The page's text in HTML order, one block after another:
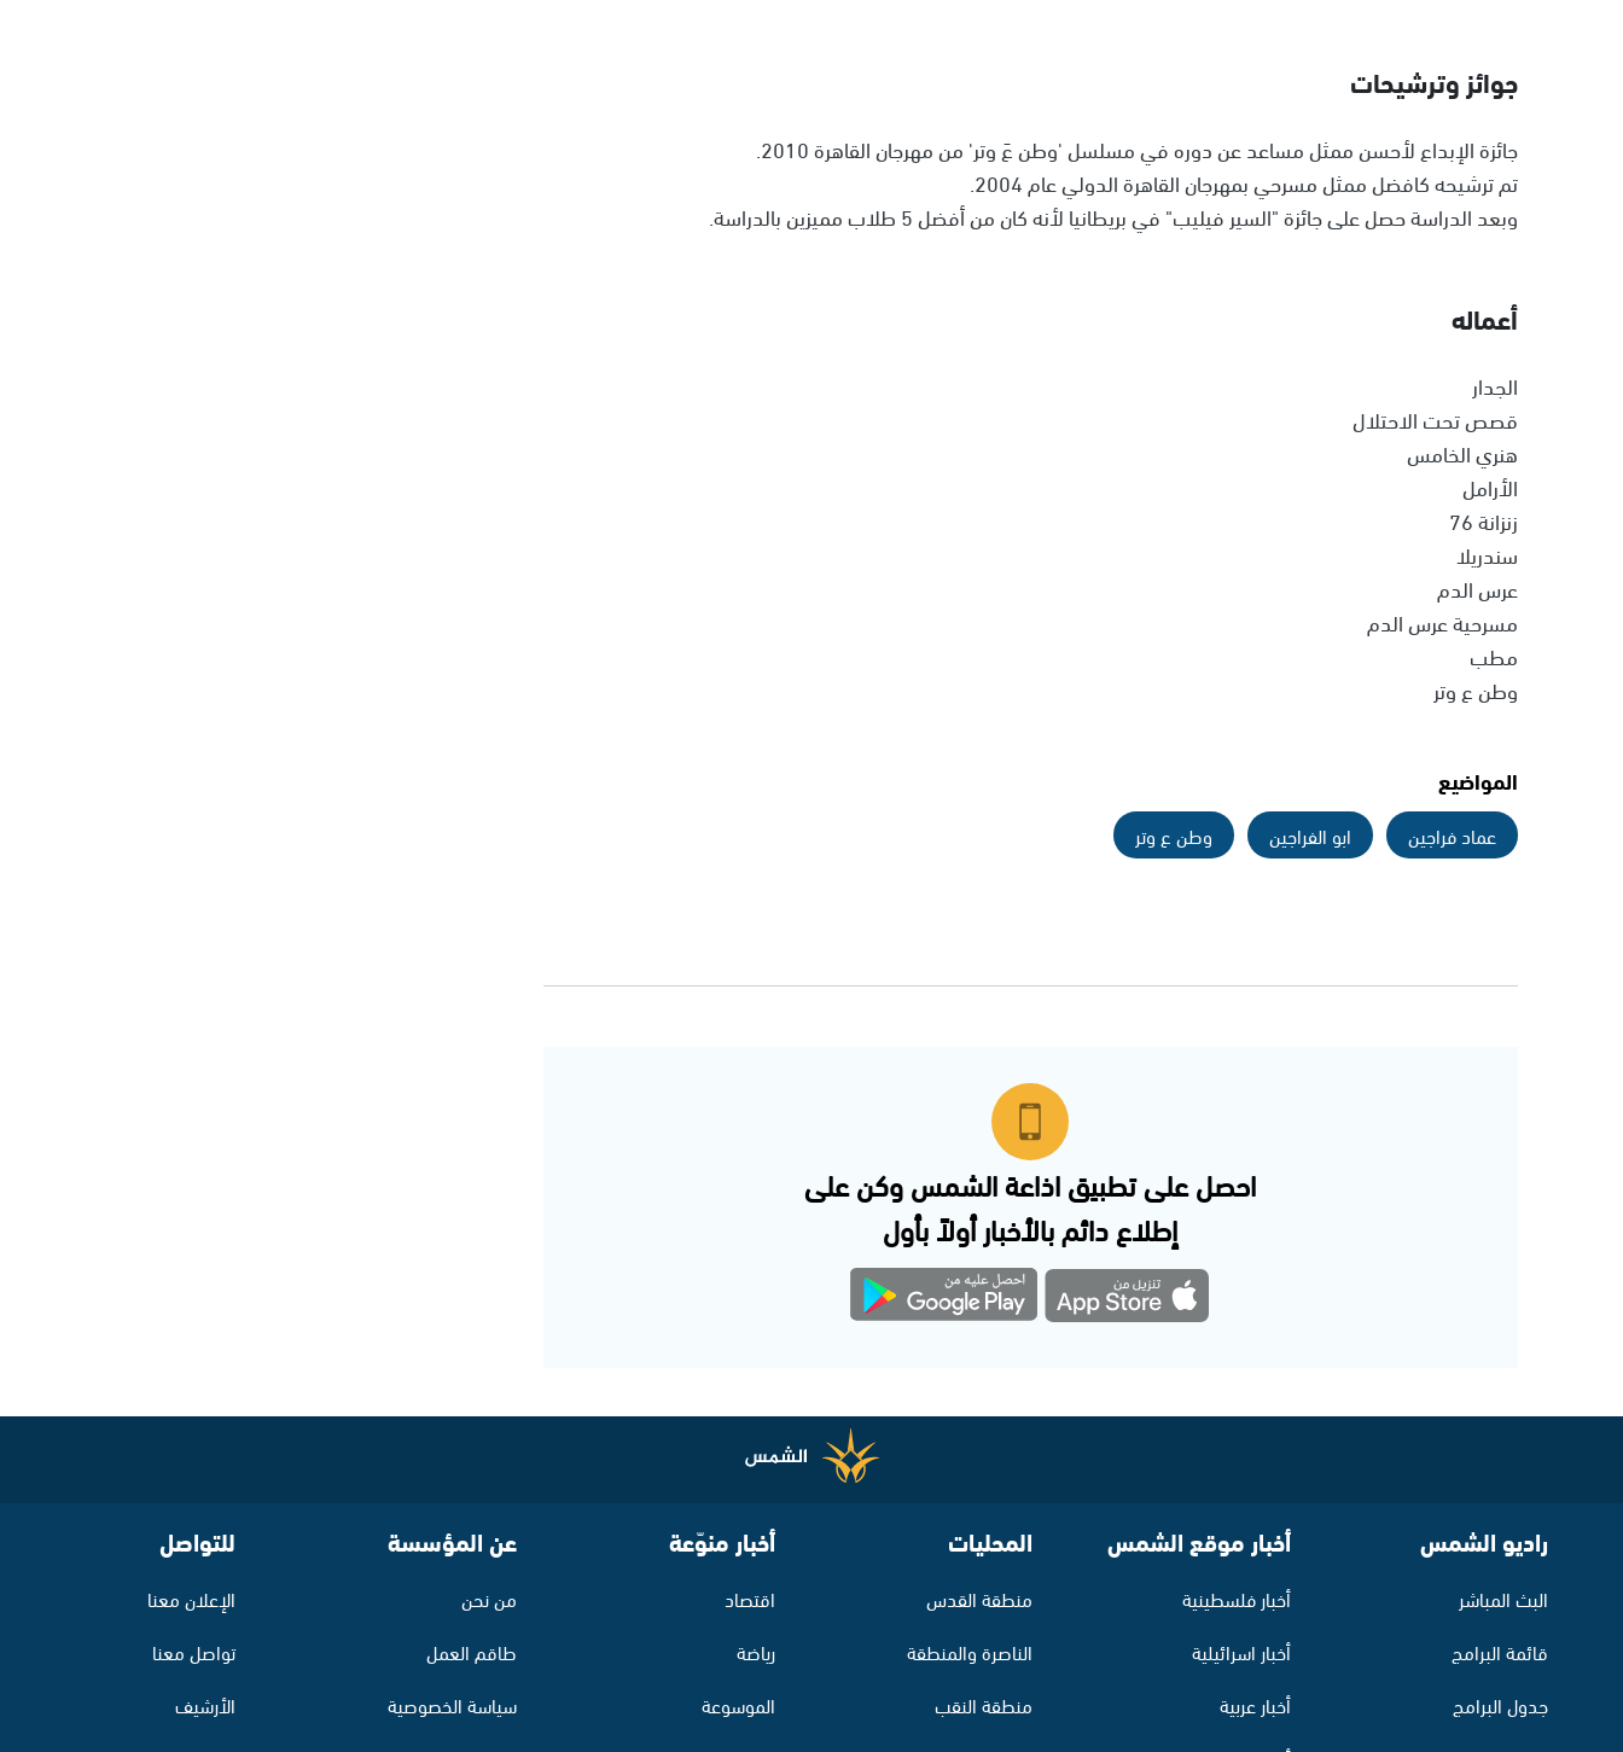
جوائز وترشيحات
جائزة الإبداع لأحسن ممثل مساعد عن دوره في مسلسل 'وطن عَ وتر' من مهرجان القاهرة 2010.
تم ترشيحه كافضل ممثل مسرحي بمهرجان القاهرة الدولي عام 2004.
وبعد الدراسة حصل على جائزة "السير فيليب" في بريطانيا لأنه كان من أفضل 5 طلاب مميزين بالدراسة.
أعماله
الجدار
قصص تحت الاحتلال
هنري الخامس
الأرامل
زنزانة 76
سندريلا
عرس الدم
مسرحية عرس الدم
مطب
وطن ع وتر
المواضيع
عماد فراجين ابو الفراجين وطن ع وتر
احصل على تطبيق اذاعة الشمس وكن على
إطلاع دائم بالأخبار أولاً بأول
راديو الشمس
البث المباشر
قائمة البرامج
جدول البرامج
أخبار موقع الشمس
أخبار فلسطينية
أخبار اسرائيلية
أخبار عربية
المحليات
منطقة القدس
الناصرة والمنطقة
منطقة النقب
أخبار منوّعة
اقتصاد
رياضة
الموسوعة
عن المؤسسة
من نحن
طاقم العمل
سياسة الخصوصية
للتواصل
الإعلان معنا
تواصل معنا
الأرشيف